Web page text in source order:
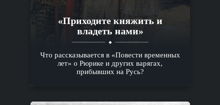
«Приходите княжить и
владеть нами»
Что рассказывается в «Повести временных
лет» о Рюрике и других варягах,
прибывших на Русь?